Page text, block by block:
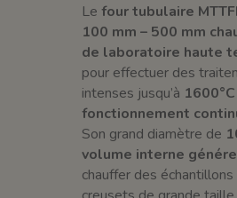
Lefour tubulaire
100 mm – 500 mm
de laboratoire haute
pour effectuer des
intenses jusqu’à
fonctionnement
Son grand diamètre de
volume interne
chauffer des